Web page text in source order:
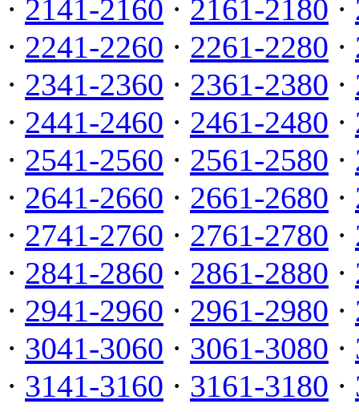
· 2141-2160 · 2161-2180 ·
· 2241-2260 · 2261-2280 ·
· 2341-2360 · 2361-2380 ·
· 2441-2460 · 2461-2480 ·
· 2541-2560 · 2561-2580 ·
· 2641-2660 · 2661-2680 ·
· 2741-2760 · 2761-2780 ·
· 2841-2860 · 2861-2880 ·
· 2941-2960 · 2961-2980 ·
· 3041-3060 · 3061-3080 ·
· 3141-3160 · 3161-3180 ·